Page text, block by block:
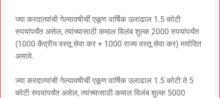
ज्या करदात्यांची गेल्यावषीर्ची एकूण वार्षिक उलाढाल 1.5 कोटी
रुपयांपर्यंत असेल, त्यांच्यासाठी कमाल विलंब शुल्क 2000 रुपयांपर्यंत
(1000 केंद्रीय वस्तू सेवा कर + 1000 राज्य वस्तू सेवा कर) मर्यादित
असावे.
ज्या करदात्यांची गेल्यावषीर्ची एकूण वार्षिक उलाढाल 1.5 कोटी ते 5
कोटी रुपयांपर्यंत असेल, त्यांच्यासाठी कमाल विलंब शुल्क 5000